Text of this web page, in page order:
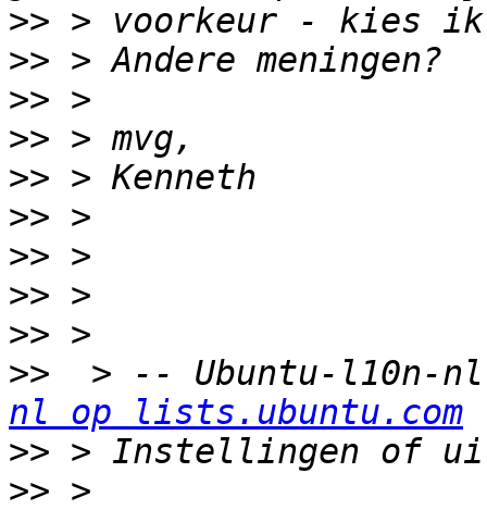
>>
>>
>>
>>
>>
>>
>>
>>
>>
>>
> -- Ubuntu-l10n-
nl op lists.ubuntu.com
>>
>>